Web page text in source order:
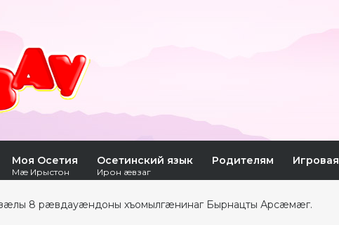
Моя Осетия
Мæ Ирыстон
Осетинский язык
Ирон æвзаг
Родителям Игровая
8 рæвдауæндоны хъомылгæнинаг Бырнацты Арсæмæг.